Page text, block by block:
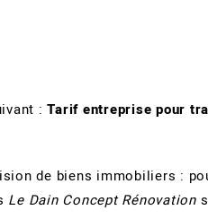
:Tarif entreprise pour
de biens immobiliers :
Le Dain Concept Rénovation